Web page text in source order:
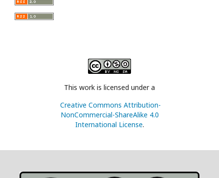
This work is licensed under a
Creative Commons Attribution-
NonCommercial-ShareAlike 4.0
International License.